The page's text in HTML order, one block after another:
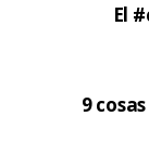
El
9